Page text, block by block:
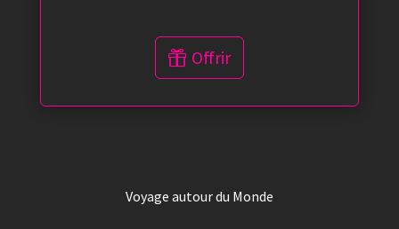
Offrir
Voyage autour du Monde